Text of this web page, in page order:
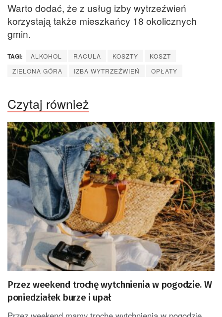
Warto dodać, że z usług izby wytrzeźwień
korzystają także mieszkańcy 18 okolicznych
gmin.
TAGI: ALKOHOL RACULA KOSZTY
KOSZT
ZIELONA GÓRA
IZBA WYTRZEŹWIEŃ OPŁATY
Czytaj również
Przez weekend trochę wytchnienia w pogodzie. W
poniedziałek burze i upał